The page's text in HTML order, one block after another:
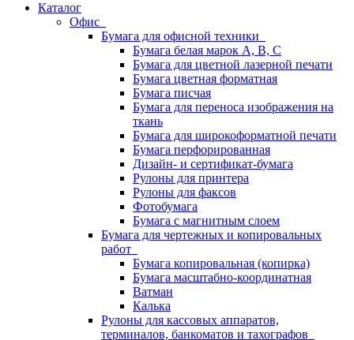
Каталог
Офис
Бумага для офисной техники
Бумага белая марок А, В, С
Бумага для цветной лазерной печати
Бумага цветная форматная
Бумага писчая
Бумага для переноса изображения на
ткань
Бумага для широкоформатной печати
Бумага перфорированная
Дизайн- и сертификат-бумага
Рулоны для принтера
Рулоны для факсов
Фотобумага
Бумага с магнитным слоем
Бумага для чертежных и копировальных
работ
Бумага копировальная (копирка)
Бумага масштабно-координатная
Ватман
Калька
Рулоны для кассовых аппаратов,
терминалов, банкоматов и тахографов